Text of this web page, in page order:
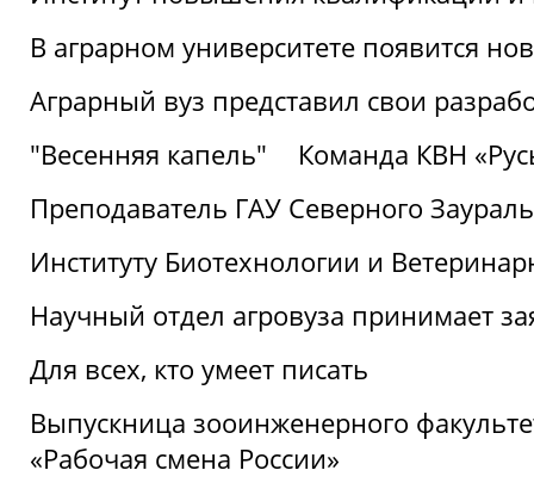
В аграрном университете появится
Аграрный вуз представил свои
"Весенняя капель"
Команда КВН
Преподаватель ГАУ Северного
Институту Биотехнологии и
Научный отдел агровуза принимает
Для всех, кто умеет писать
Выпускница зооинженерного
«Рабочая смена России»